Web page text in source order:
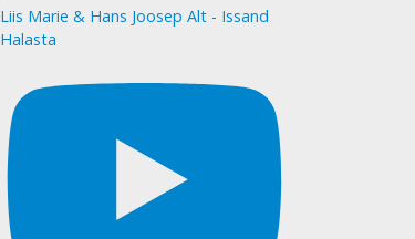
Liis Marie & Hans Joosep Alt - Issand
Halasta